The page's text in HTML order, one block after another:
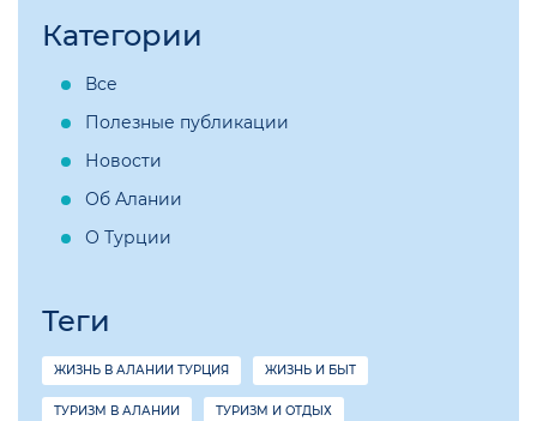
Категории
Все
Полезные публикации
Новости
Об Алании
О Турции
Теги
ЖИЗНЬ В АЛАНИИ ТУРЦИЯ ЖИЗНЬ И БЫТ
ТУРИЗМ В АЛАНИИ ТУРИЗМ И ОТДЫХ